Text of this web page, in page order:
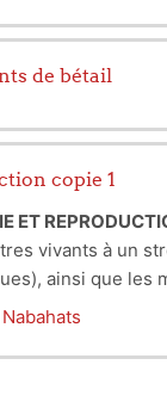
de bétail
copie 1
ET
vivants à un
ainsi que
toxicologie. La
et moléculaires